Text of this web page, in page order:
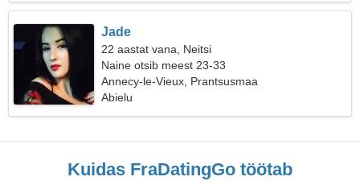
Jade
22 aastat vana, Neitsi
Naine otsib meest 23-33
Annecy-le-Vieux, Prantsusmaa
Abielu
Kuidas FraDatingGo töötab